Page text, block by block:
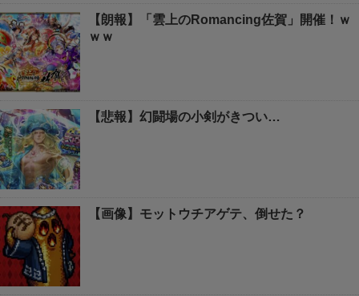
【朗報】「雲上のRomancing佐賀」開催！ｗ
ｗｗ
【悲報】幻闘場の小剣がきつい…
【画像】モットウチアゲテ、倒せた？